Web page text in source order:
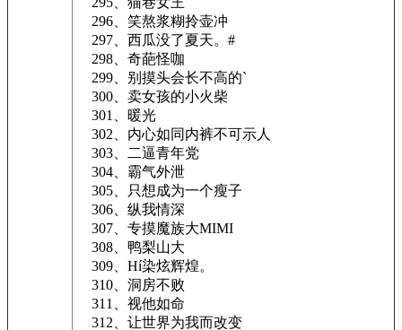
296、笑熬浆糊拎壶冲
297、西瓜没了夏天。#
298、奇葩怪咖
299、别摸头会长不高的`
300、卖女孩的小火柴
301、暖光
302、内心如同内裤不可示人ゝ
303、二逼青年党
304、霸气外泄
305、只想成为一个瘦子
306、纵我情深
307、专摸魔族大MIMI
308、鸭梨山大
309、Hí染炫辉煌。
310、洞房不败
311、视他如命
312、让世界为我而改变